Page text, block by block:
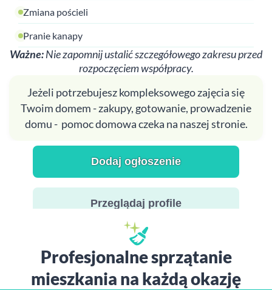
Zmiana pościeli
Pranie kanapy
Ważne:Nie zapomnij ustalić szczegółowego zakresu przed
rozpoczęciem współpracy.
Jeżeli potrzebujesz kompleksowego zajęcia się
Twoim domem - zakupy, gotowanie, prowadzenie
domu - pomoc domowa czeka na naszej stronie.
Dodaj ogłoszenie
Przeglądaj profile
Profesjonalne sprzątanie
mieszkania na każdą okazję